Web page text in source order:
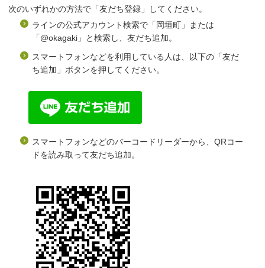
次のいずれかの方法で「友だち登録」してください。
ラインの公式アカウント検索で「岡垣町」または
「@okagaki」と検索し、友だち追加。
スマートフォンなどを利用している人は、以下の「友だ
ち追加」ボタンを押してください。
スマートフォンなどのバーコードリーダーから、QRコー
ドを読み取って友だち追加。